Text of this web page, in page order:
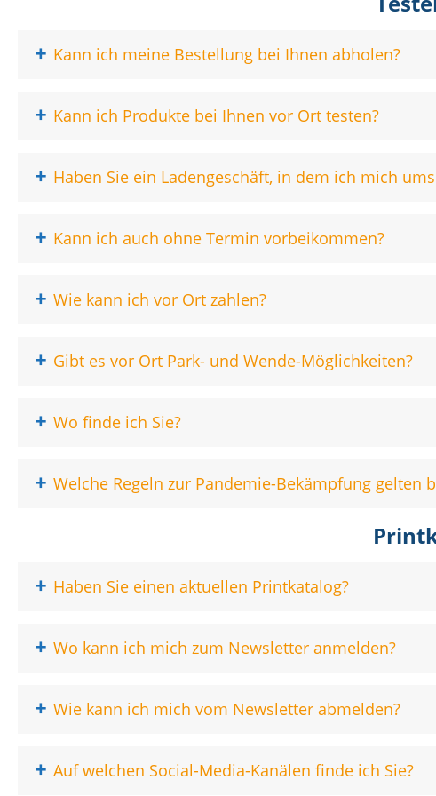
+ Kann ich meine Bestellung bei Ihnen abholen?
+ Kann ich Produkte bei Ihnen vor Ort testen?
+ Haben Sie ein Ladengeschäft, in dem ich mich
+ Kann ich auch ohne Termin vorbeikommen?
+ Wie kann ich vor Ort zahlen?
+ Gibt es vor Ort Park- und Wende-Möglichkeiten?
+ Wo finde ich Sie?
+ Welche Regeln zur Pandemie-Bekämpfung gelten
+ Haben Sie einen aktuellen Printkatalog?
+ Wo kann ich mich zum Newsletter anmelden?
+ Wie kann ich mich vom Newsletter abmelden?
+ Auf welchen Social-Media-Kanälen finde ich Sie?